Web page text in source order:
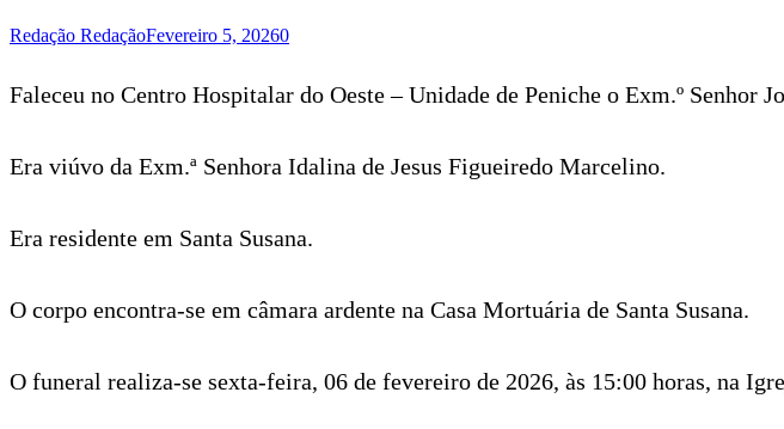
Redação RedaçãoFevereiro 5, 20260
Faleceu no Centro Hospitalar do Oeste – Unidade de Peniche o Exm.º Senhor
Era viúvo da Exm.ª Senhora Idalina de Jesus Figueiredo Marcelino.
Era residente em Santa Susana.
O corpo encontra-se em câmara ardente na Casa Mortuária de Santa Susana.
O funeral realiza-se sexta-feira, 06 de fevereiro de 2026, às 15:00 horas, na